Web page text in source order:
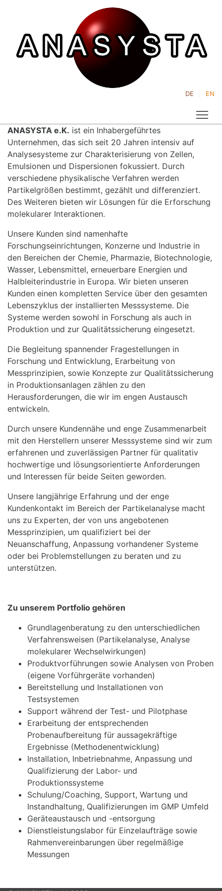
DE EN
ANASYSTA e.K. ist ein Inhabergeführtes
Unternehmen, das sich seit 20 Jahren intensiv auf
Analysesysteme zur Charakterisierung von Zellen,
Emulsionen und Dispersionen fokussiert. Durch
verschiedene physikalische Verfahren werden
Partikelgrößen bestimmt, gezählt und differenziert.
Des Weiteren bieten wir Lösungen für die Erforschung
molekularer Interaktionen.
Unsere Kunden sind namenhafte
Forschungseinrichtungen, Konzerne und Industrie in
den Bereichen der Chemie, Pharmazie, Biotechnologie,
Wasser, Lebensmittel, erneuerbare Energien und
Halbleiterindustrie in Europa. Wir bieten unseren
Kunden einen kompletten Service über den gesamten
Lebenszyklus der installierten Messsysteme. Die
Systeme werden sowohl in Forschung als auch in
Produktion und zur Qualitätssicherung eingesetzt.
Die Begleitung spannender Fragestellungen in
Forschung und Entwicklung, Erarbeitung von
Messprinzipien, sowie Konzepte zur Qualitätssicherung
in Produktionsanlagen zählen zu den
Herausforderungen, die wir im engen Austausch
entwickeln.
Durch unsere Kundennähe und enge Zusammenarbeit
mit den Herstellern unserer Messsysteme sind wir zum
erfahrenen und zuverlässigen Partner für qualitativ
hochwertige und lösungsorientierte Anforderungen
und Interessen für beide Seiten geworden.
Unsere langjährige Erfahrung und der enge
Kundenkontakt im Bereich der Partikelanalyse macht
uns zu Experten, der von uns angebotenen
Messprinzipien, um qualifiziert bei der
Neuanschaffung, Anpassung vorhandener Systeme
oder bei Problemstellungen zu beraten und zu
unterstützen.
Zu unserem Portfolio gehören
Grundlagenberatung zu den unterschiedlichen
Verfahrensweisen (Partikelanalyse, Analyse
molekularer Wechselwirkungen)
Produktvorführungen sowie Analysen von Proben
(eigene Vorführgeräte vorhanden)
Bereitstellung und Installationen von
Testsystemen
Support während der Test- und Pilotphase
Erarbeitung der entsprechenden
Probenaufbereitung für aussagekräftige
Ergebnisse (Methodenentwicklung)
Installation, Inbetriebnahme, Anpassung und
Qualifizierung der Labor- und
Produktionssysteme
Schulung/Coaching, Support, Wartung und
Instandhaltung, Qualifizierungen im GMP Umfeld
Geräteaustausch und -entsorgung
Dienstleistungslabor für Einzelaufträge sowie
Rahmenvereinbarungen über regelmäßige
Messungen